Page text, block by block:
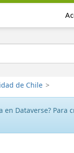
de Chile >
en Dataverse?